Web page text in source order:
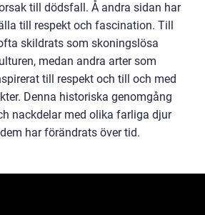
till dödsfall. Å andra sidan har
till respekt och fascination. Till
skildrats som skoningslösa
medan andra arter som
till respekt och till och med
Denna historiska genomgång
nackdelar med olika farliga djur
har förändrats över tid.